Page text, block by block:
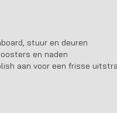
stuur en deuren
en naden
aan voor een frisse